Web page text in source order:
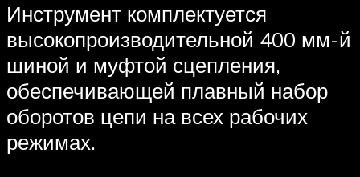
Инструмент комплектуется
высокопроизводительной 400 мм-й
шиной и муфтой сцепления,
обеспечивающей плавный набор
оборотов цепи на всех рабочих
режимах.